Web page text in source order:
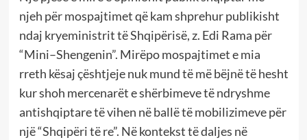
njeh për mospajtimet që kam shprehur publikisht
ndaj kryeministrit të Shqipërisë, z. Edi Rama për
“Mini–Shengenin”. Mirëpo mospajtimet e mia
rreth kësaj çështjeje nuk mund të më bëjnë të hesht
kur shoh mercenarët e shërbimeve të ndryshme
antishqiptare të vihen në ballë të mobilizimeve për
një “Shqipëri të re”. Në kontekst të daljes në